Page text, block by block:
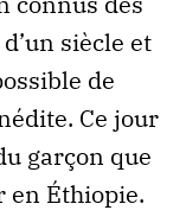
siècle et
de
Ce jour
garçon que
en Éthiopie.